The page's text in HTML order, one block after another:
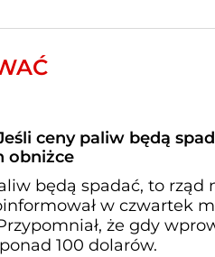
ceny paliw będą
obniżce
będą spadać, to
w czwartek
że gdy
100 dolarów.